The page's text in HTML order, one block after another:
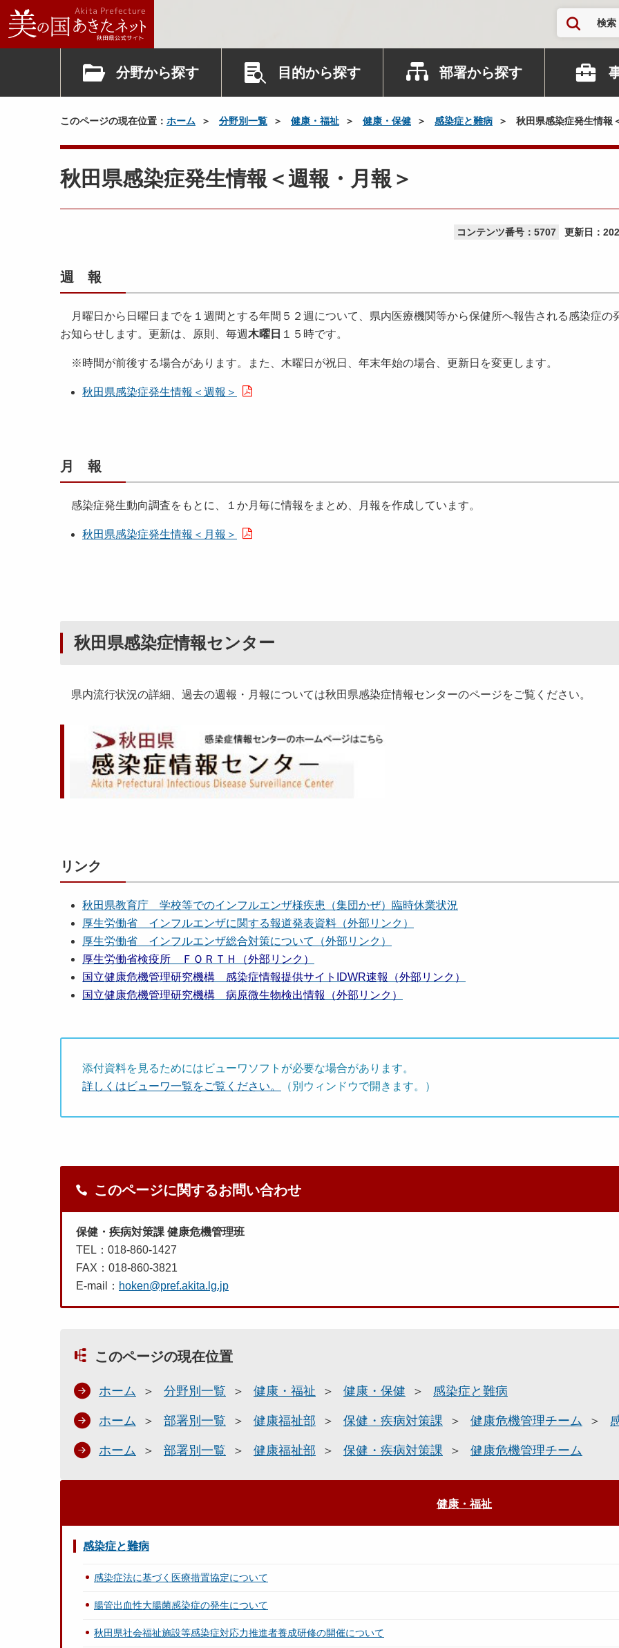
検索
分野から探す 目的から探す 部署から探す
このページの現在位置： ホーム 分野別一覧 健康・福祉 健康・保健 感染症と難病 秋田県感染症発生情報
秋田県感染症発生情報＜週報・月報＞
コンテンツ番号：5707 更新日：
週 報
月曜日から日曜日までを１週間とする年間５２週について、県内医療機関等から保健所へ報告される感染症の
お知らせします。更新は、原則、毎週木曜日 １５時です。
※時間が前後する場合があります。また、木曜日が祝日、年末年始の場合、更新日を変更します。
秋田県感染症発生情報＜週報＞
月 報
感染症発生動向調査をもとに、１か月毎に情報をまとめ、月報を作成しています。
秋田県感染症発生情報＜月報＞
秋田県感染症情報センター
県内流行状況の詳細、過去の週報・月報については秋田県感染症情報センターのページをご覧ください。
リンク
秋田県教育庁 学校等でのインフルエンザ様疾患（集団かぜ）臨時休業状況
厚生労働省 インフルエンザに関する報道発表資料（外部リンク）
厚生労働省 インフルエンザ総合対策について（外部リンク）
厚生労働省検疫所 ＦＯＲＴＨ（外部リンク）
国立健康危機管理研究機構 感染症情報提供サイトIDWR速報（外部リンク）
国立健康危機管理研究機構 病原微生物検出情報（外部リンク）
添付資料を見るためにはビューワソフトが必要な場合があります。
詳しくはビューワ一覧をご覧ください。
（別ウィンドウで開きます。）
このページに関するお問い合わせ
保健・疾病対策課 健康危機管理班
TEL：018-860-1427
FAX：018-860-3821
E-mail： hoken@pref.akita.lg.jp
このページの現在位置
ホーム 分野別一覧 健康・福祉 健康・保健 感染症と難病
ホーム 部署別一覧 健康福祉部 保健・疾病対策課 健康危機管理チーム
ホーム 部署別一覧 健康福祉部 保健・疾病対策課 健康危機管理チーム
健康・福祉
感染症と難病
感染症法に基づく医療措置協定について
腸管出血性大腸菌感染症の発生について
秋田県社会福祉施設等感染症対応力推進者養成研修の開催について